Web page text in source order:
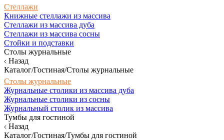
Стеллажи
Книжные стеллажи из массива
Стеллажи из массива дуба
Стеллажи из массива сосны
Стойки и подставки
Столы журнальные
Назад
Каталог/Гостиная/Столы журнальные
Столы журнальные
Журнальные столики из массива дуба
Журнальные столики из сосны
Журнальный столик из массива
Тумбы для гостиной
Назад
Каталог/Гостиная/Тумбы для гостиной